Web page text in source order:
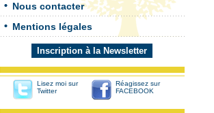
Nous contacter
Mentions légales
Inscription à la Newsletter
Lisez moi sur
Twitter
Réagissez sur
FACEBOOK